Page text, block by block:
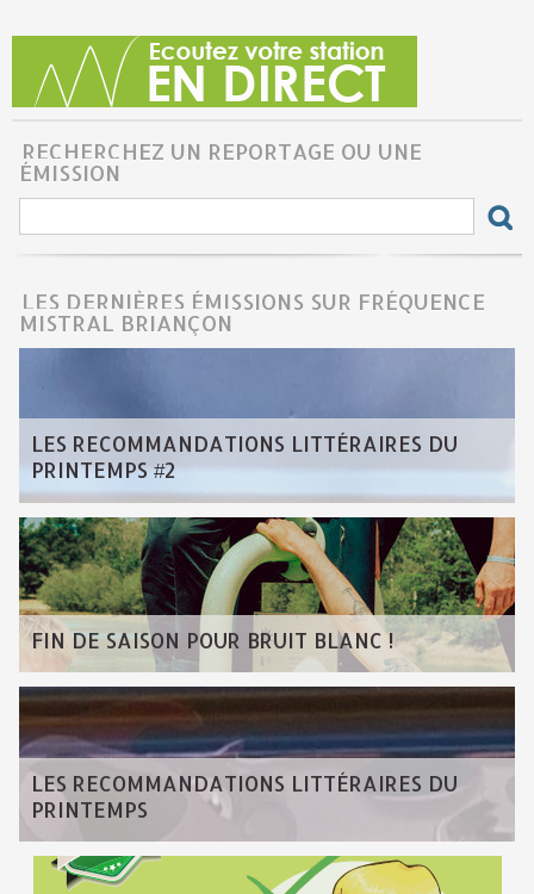
RECHERCHEZ UN REPORTAGE OU UNE
ÉMISSION
LES DERNIÈRES ÉMISSIONS SUR FRÉQUENCE
MISTRAL BRIANÇON
LES RECOMMANDATIONS LITTÉRAIRES DU
PRINTEMPS #2
FIN DE SAISON POUR BRUIT BLANC !
LES RECOMMANDATIONS LITTÉRAIRES DU
PRINTEMPS